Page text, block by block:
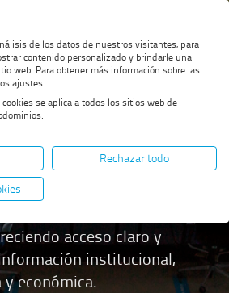
la transparencia como
acceso claro y
institucional,
económica.
de los datos de nuestros visitantes, para
contenido personalizado y brindarle una
web. Para obtener más información sobre las
ajustes.
se aplica a todos los sitios web de
Rechazar todo